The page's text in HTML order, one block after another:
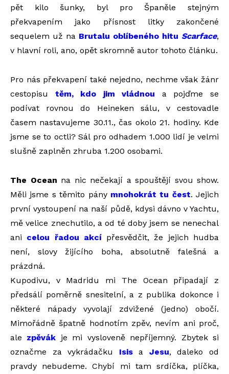
pět kilo šunky, byl pro Španěle stejným
překvapením jako přísnost litky zakončené
sequelem už na Brutalu oblíbeného hitu Scarface,
v hlavní roli, ano, opět skromně autor tohoto článku.
Pro nás překvapení také nejedno, nechme však žánr
cestopisu těm, kdo jim vládnou a pojďme se
podívat rovnou do Heineken sálu, v cestovadle
časem nastavujeme 30.11., čas okolo 21. hodiny. Kde
jsme se to octli? Sál pro odhadem 1.000 lidí je velmi
slušně zaplněn zhruba 1.200 osobami.
The Ocean na nic nečekají a spouštějí svou show.
Měli jsme s těmito pány mnohokrát tu čest. Jejich
první vystoupení na naší půdě, kdysi dávno v Yachtu,
mě velice znechutilo, a od té doby jsem se nenechal
ani celou řadou akcípřesvědčit, že jejich hudba
není, slovy žijícího boha, absolutně falešná a
prázdná.
Kupodivu, v Madridu mi The Ocean připadají z
předsálí poměrně snesitelní, a z publika dokonce i
některé nápady vyvolají zdvižené (jedno) obočí.
Mimořádně špatně hodnotím zpěv, nevím ani proč,
ale zpěvák je mi vysloveně nepříjemný. Zbytek si
označme za vykrádačku Isisa Jesu, daleko od
pravdy nebudeme. Chybí mi tam srdíčka, plíčka,